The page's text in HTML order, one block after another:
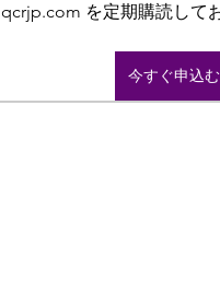
qcrjp.com を定期購読して
今すぐ申込む